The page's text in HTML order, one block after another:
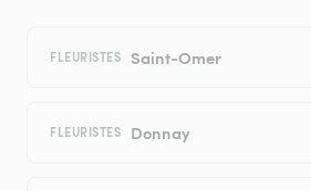
FLEURISTES Saint-Omer
FLEURISTES Donnay